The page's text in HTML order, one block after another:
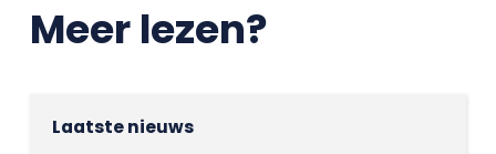
Meer lezen?
Laatste nieuws